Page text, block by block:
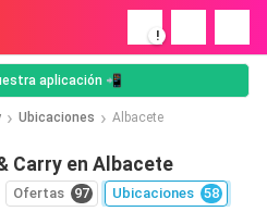
!
aplicación 📲
Ubicaciones Albacete
Carry en Albacete
Ofertas 97 Ubicaciones 58